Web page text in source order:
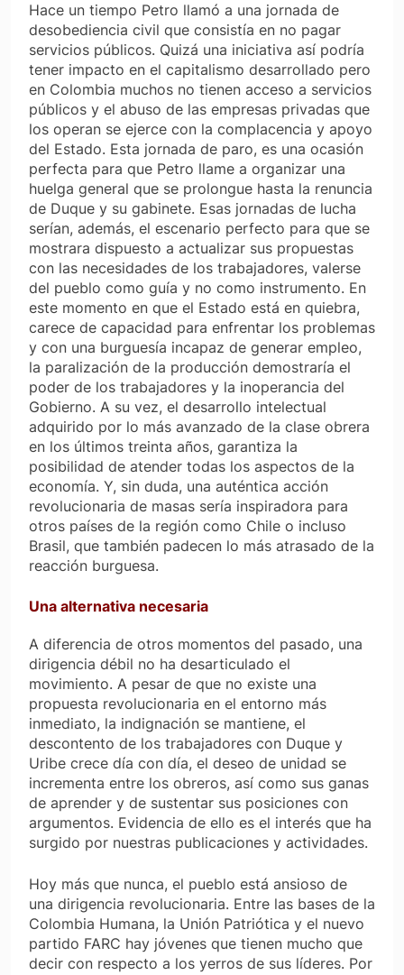
Hace un tiempo Petro llamó a una jornada de
desobediencia civil que consistía en no pagar
servicios públicos. Quizá una iniciativa así podría
tener impacto en el capitalismo desarrollado pero
en Colombia muchos no tienen acceso a servicios
públicos y el abuso de las empresas privadas que
los operan se ejerce con la complacencia y apoyo
del Estado. Esta jornada de paro, es una ocasión
perfecta para que Petro llame a organizar una
huelga general que se prolongue hasta la renuncia
de Duque y su gabinete. Esas jornadas de lucha
serían, además, el escenario perfecto para que se
mostrara dispuesto a actualizar sus propuestas
con las necesidades de los trabajadores, valerse
del pueblo como guía y no como instrumento. En
este momento en que el Estado está en quiebra,
carece de capacidad para enfrentar los problemas
y con una burguesía incapaz de generar empleo,
la paralización de la producción demostraría el
poder de los trabajadores y la inoperancia del
Gobierno. A su vez, el desarrollo intelectual
adquirido por lo más avanzado de la clase obrera
en los últimos treinta años, garantiza la
posibilidad de atender todas los aspectos de la
economía. Y, sin duda, una auténtica acción
revolucionaria de masas sería inspiradora para
otros países de la región como Chile o incluso
Brasil, que también padecen lo más atrasado de la
reacción burguesa.
Una alternativa necesaria
A diferencia de otros momentos del pasado, una
dirigencia débil no ha desarticulado el
movimiento. A pesar de que no existe una
propuesta revolucionaria en el entorno más
inmediato, la indignación se mantiene, el
descontento de los trabajadores con Duque y
Uribe crece día con día, el deseo de unidad se
incrementa entre los obreros, así como sus ganas
de aprender y de sustentar sus posiciones con
argumentos. Evidencia de ello es el interés que ha
surgido por nuestras publicaciones y actividades.
Hoy más que nunca, el pueblo está ansioso de
una dirigencia revolucionaria. Entre las bases de la
Colombia Humana, la Unión Patriótica y el nuevo
partido FARC hay jóvenes que tienen mucho que
decir con respecto a los yerros de sus líderes. Por